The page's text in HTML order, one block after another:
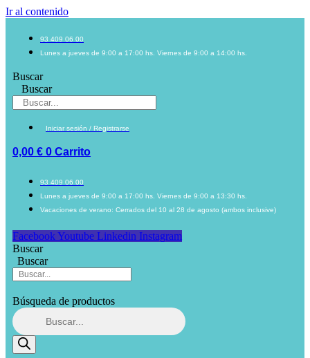
Ir al contenido
93 409 06 00
Lunes a jueves de 9:00 a 17:00 hs. Viernes de 9:00 a 14:00 hs.
Buscar
Buscar
Iniciar sesión / Registrarse
0,00 € 0 Carrito
93 409 06 00
Lunes a jueves de 9:00 a 17:00 hs. Viernes de 9:00 a 13:30 hs.
Vacaciones de verano: Cerrados del 10 al 28 de agosto (ambos inclusive)
Facebook Youtube Linkedin Instagram
Buscar
Buscar
Búsqueda de productos